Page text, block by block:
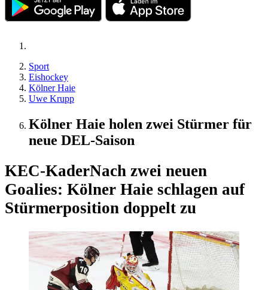
Sport
Eishockey
Kölner Haie
Uwe Krupp
Kölner Haie holen zwei Stürmer für
neue DEL-Saison
KEC-KaderNach zwei neuen
Goalies: Kölner Haie schlagen auf
Stürmerposition doppelt zu